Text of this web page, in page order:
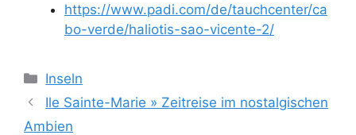
https://www.padi.com/de/tauchcenter/ca
bo-verde/haliotis-sao-vicente-2/
Kategorien
Inseln
Ile Sainte-Marie » Zeitreise im nostalgischen
Ambien